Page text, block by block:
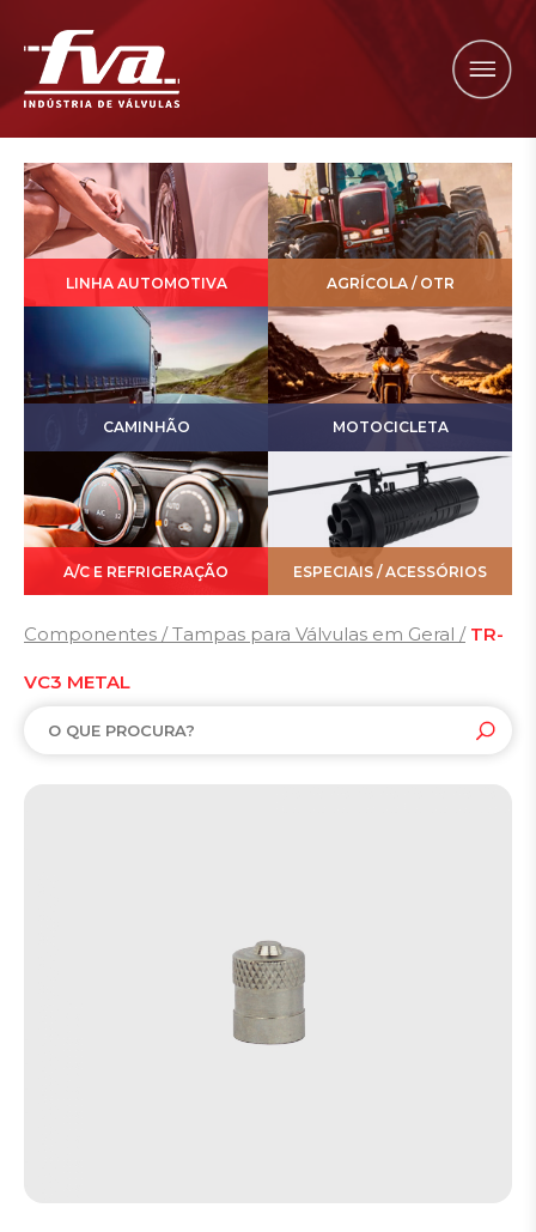
LINHA AUTOMOTIVA AGRÍCOLA / OTR
CAMINHÃO MOTOCICLETA
A/C E REFRIGERAÇÃO ESPECIAIS / ACESSÓRIOS
Componentes / Tampas para Válvulas em Geral / TR-
VC3 METAL